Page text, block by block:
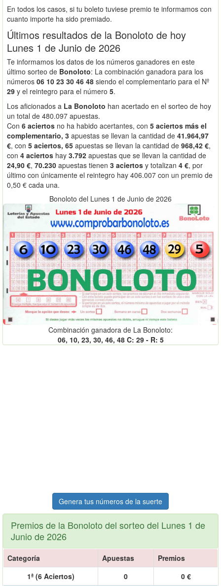
En todos los casos, si tu boleto tuviese premio te informamos con
cuanto importe ha sido premiado.
Últimos resultados de la Bonoloto de hoy
Lunes 1 de Junio de 2026
Te informamos los datos de los números ganadores en este
último sorteo de Bonoloto: La combinación ganadora para los
números 06 10 23 30 46 48 siendo el complementario para el Nº
29 y el reintegro para el número 5.
Los aficionados a La Bonoloto han acertado en el sorteo de hoy
un total de 480.097 apuestas.
Con 6 aciertos no ha habido acertantes, con 5 aciertos más el
complementario, 3 apuestas se llevan la cantidad de 41.964,97
€, con 5 aciertos, 65 apuestas se llevan la cantidad de 968,42 €,
con 4 aciertos hay 3.792 apuestas que se llevan la cantidad de
24,90 €, 70.230 apuestas tienen 3 aciertos y totalizan 4 €, por
último con únicamente el reintegro hay 406.007 con un premio de
0,50 € cada una.
Bonoloto del Lunes 1 de Junio de 2026
Combinación ganadora de La Bonoloto:
06, 10, 23, 30, 46, 48 C: 29 - R: 5
Genera tus números de la suerte
Premios de la Bonoloto del sorteo del Lunes 1 de
Junio de 2026
Categoría Apuestas
Premios
1ª (6 Aciertos)
0 0 €